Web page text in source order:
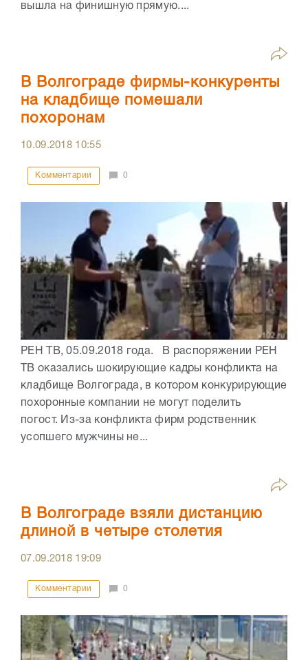
вышла на финишную прямую....
В Волгограде фирмы-конкуренты
на кладбище помешали
похоронам
10.09.2018 10:55
Комментарии 0
РЕН ТВ, 05.09.2018 года. В распоряжении РЕН
ТВ оказались шокирующие кадры конфликта на
кладбище Волгограда, в котором конкурирующие
похоронные компании не могут поделить
погост. Из-за конфликта фирм родственник
усопшего мужчины не...
В Волгограде взяли дистанцию
длиной в четыре столетия
07.09.2018 19:09
Комментарии 0